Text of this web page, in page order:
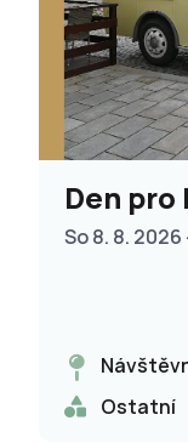
Den
So 8. 8.
Ostatní